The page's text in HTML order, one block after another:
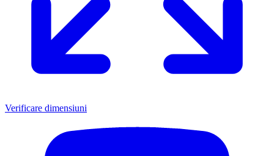
Verificare dimensiuni